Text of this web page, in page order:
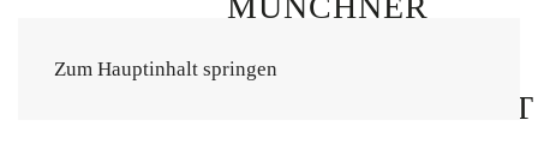
Zum Hauptinhalt springen